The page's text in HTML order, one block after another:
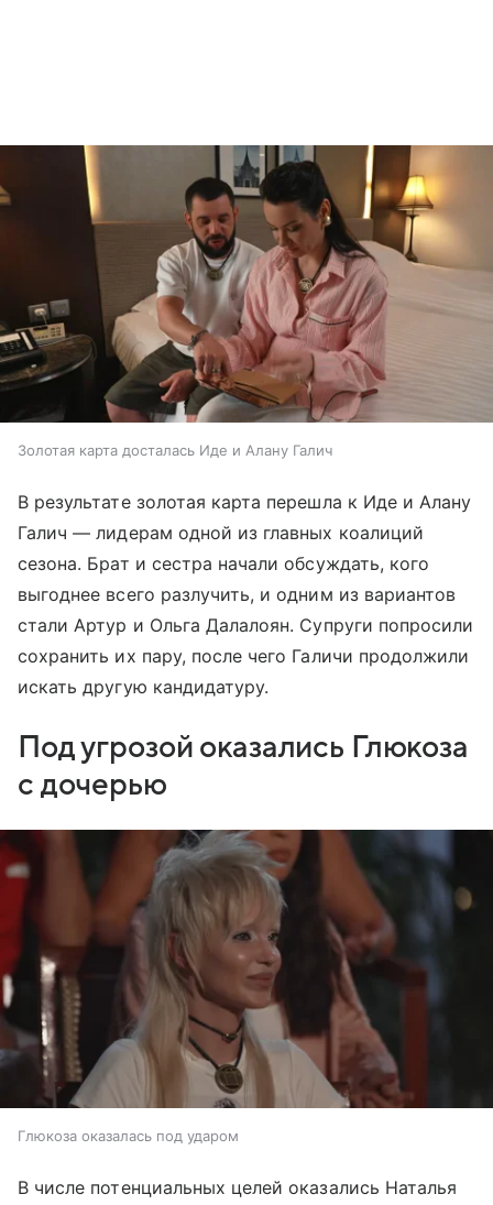
Золотая карта досталась Иде и Алану Галич
В результате золотая карта перешла к Иде и Алану
Галич — лидерам одной из главных коалиций
сезона. Брат и сестра начали обсуждать, кого
выгоднее всего разлучить, и одним из вариантов
стали Артур и Ольга Далалоян. Супруги попросили
сохранить их пару, после чего Галичи продолжили
искать другую кандидатуру.
Под угрозой оказались Глюкоза
с дочерью
Глюкоза оказалась под ударом
В числе потенциальных целей оказались Наталья